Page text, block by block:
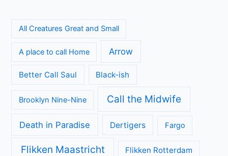
All Creatures Great and Small
A place to call Home Arrow
Better Call Saul Black-ish
Brooklyn Nine-Nine Call the Midwife
Death in Paradise Dertigers Fargo
Flikken Maastricht Flikken Rotterdam